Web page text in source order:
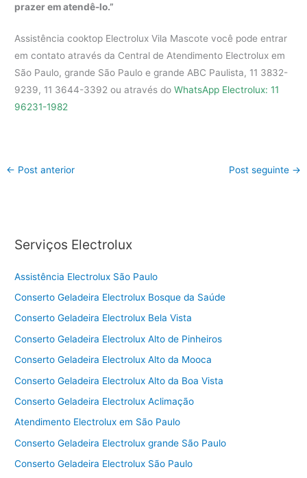
prazer em atendê-lo.”
Assistência cooktop Electrolux Vila Mascote você pode entrar
em contato através da Central de Atendimento Electrolux em
São Paulo, grande São Paulo e grande ABC Paulista, 11 3832-
9239, 11 3644-3392 ou através doWhatsApp Electrolux: 11
96231-1982
← Post anterior Post seguinte →
Serviços Electrolux
Assistência Electrolux São Paulo
Conserto Geladeira Electrolux Bosque da Saúde
Conserto Geladeira Electrolux Bela Vista
Conserto Geladeira Electrolux Alto de Pinheiros
Conserto Geladeira Electrolux Alto da Mooca
Conserto Geladeira Electrolux Alto da Boa Vista
Conserto Geladeira Electrolux Aclimação
Atendimento Electrolux em São Paulo
Conserto Geladeira Electrolux grande São Paulo
Conserto Geladeira Electrolux São Paulo